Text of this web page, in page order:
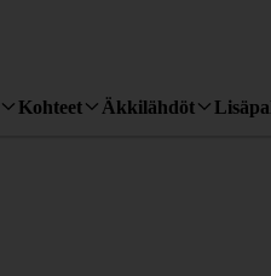
Kohteet Äkkilähdöt